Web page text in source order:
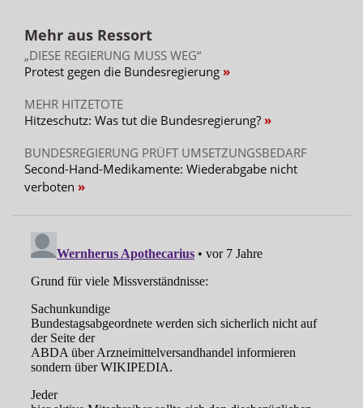
Mehr aus Ressort
„DIESE REGIERUNG MUSS WEG“
Protest gegen die Bundesregierung
MEHR HITZETOTE
Hitzeschutz: Was tut die Bundesregierung?
BUNDESREGIERUNG PRÜFT UMSETZUNGSBEDARF
Second-Hand-Medikamente: Wiederabgabe nicht
verboten